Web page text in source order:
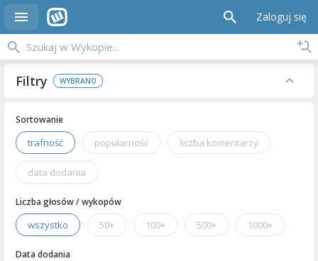
Zaloguj się
Filtry
Sortowanie
trafność popularność liczba komentarzy
data dodania
Liczba głosów / wykopów
wszystko 50+ 100+ 500+ 1000+
Data dodania